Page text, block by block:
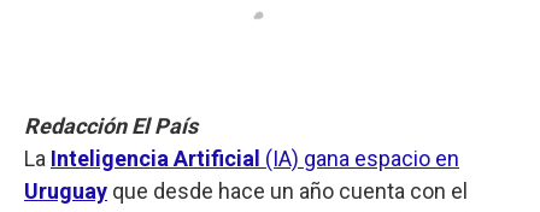
Redacción El País
La Inteligencia Artificial (IA) gana espacio en
Uruguay que desde hace un año cuenta con el